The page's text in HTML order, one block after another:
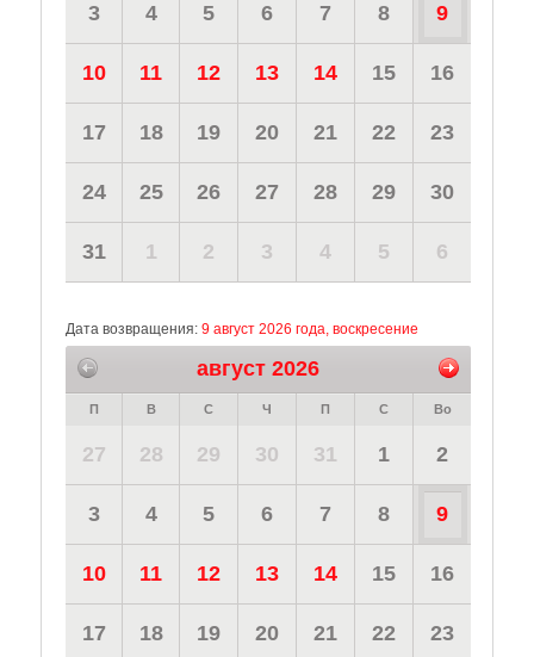
3 4 5 6 7 8 9
10 11 12 13 14 15 16
17 18 19 20 21 22 23
24 25 26 27 28 29 30
31 1 2 3 4 5 6
Дата возвращения: 9 август 2026 года, воскресение
август 2026
П В С Ч П С Во
27 28 29 30 31 1 2
3 4 5 6 7 8 9
10 11 12 13 14 15 16
17 18 19 20 21 22 23